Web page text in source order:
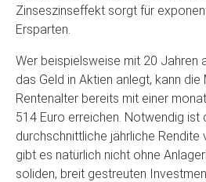
Zinseszinseffekt sorgt für
Ersparten.
Wer beispielsweise mit 20 Jahren
das Geld in Aktien anlegt, kann die
Rentenalter bereits mit einer
514 Euro erreichen. Notwendig ist
durchschnittliche jährliche Rendite
gibt es natürlich nicht ohne
soliden, breit gestreuten